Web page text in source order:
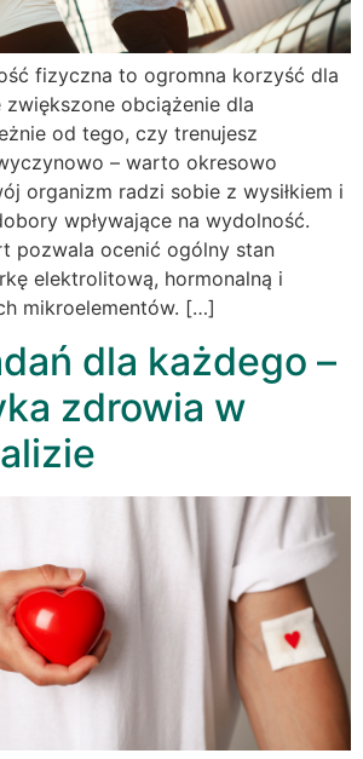
fizyczna to ogromna korzyść dla
obciążenie dla
od tego, czy trenujesz
– warto okresowo
organizm radzi sobie z wysiłkiem i
wpływające na wydolność.
pozwala ocenić ogólny stan
elektrolitową, hormonalną i
mikroelementów. […]
dla każdego –
zdrowia w